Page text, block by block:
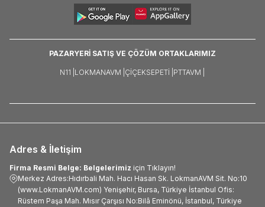
PAZARYERİ SATIŞ VE ÇÖZÜM ORTAKLARIMIZ
N11 | LOKMANAVM | ÇIÇEKSEPETI | PTTAVM |
Adres & İletişim
Firma Resmi Belge: Belgelerimiz için Tıklayın!
Merkez Adres:Hıdırbali Mah. Hacı Hasan Sk. LokmanAVM Sit. No:10
(www.LokmanAVM.com) Yenişehir, Bursa, Türkiye İstanbul Ofis:
Rüstem Paşa Mah. Mısır Çarşısı No:Bilâ Eminönü, İstanbul, Türkiye